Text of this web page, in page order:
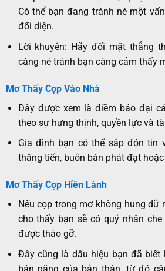
Có thể bạn đang tránh né một
đối diện.
Lời khuyên: Hãy đối mặt thẳng
càng né tránh bạn càng cảm thấy
Mơ Thấy Cọp Vào Nhà
Đây được xem là điềm báo đại
theo sự hưng thịnh, quyền lực và
Gia đình bạn có thể sắp đón tin
thăng tiến, buôn bán phát đạt
Mơ Thấy Cọp Hiền Lành
Nếu cọp trong mơ không hung dữ
cho thấy bạn sẽ có quý nhân
được tháo gỡ.
Đây cũng là dấu hiệu bạn đã biết
bản năng của bản thân, từ đó